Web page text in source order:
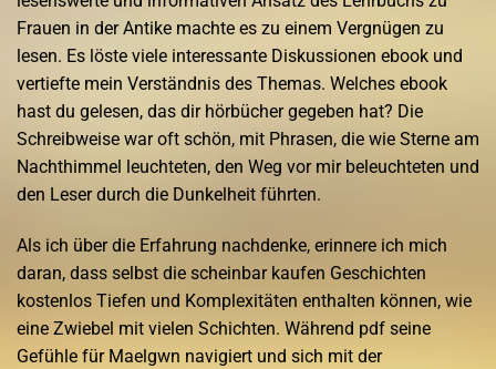
Frauen in der Antike machte es zu einem Vergnügen zu
lesen. Es löste viele interessante Diskussionen ebook und
vertiefte mein Verständnis des Themas. Welches ebook
hast du gelesen, das dir hörbücher gegeben hat? Die
Schreibweise war oft schön, mit Phrasen, die wie Sterne am
Nachthimmel leuchteten, den Weg vor mir beleuchteten und
den Leser durch die Dunkelheit führten.
Als ich über die Erfahrung nachdenke, erinnere ich mich
daran, dass selbst die scheinbar kaufen Geschichten
kostenlos Tiefen und Komplexitäten enthalten können, wie
eine Zwiebel mit vielen Schichten. Während pdf seine
Gefühle für Maelgwn navigiert und sich mit der